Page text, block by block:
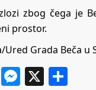
zbog čega je
prostor.
Grada Beča u
WhatsApp
X